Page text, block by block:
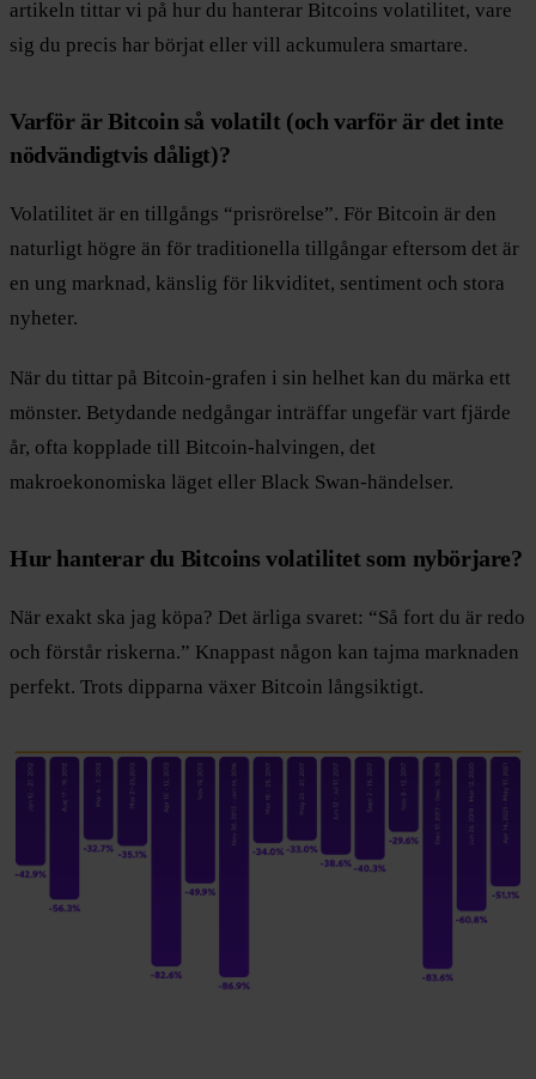
artikeln tittar vi på hur du hanterar Bitcoins volatilitet, vare
sig du precis har börjat eller vill ackumulera smartare.
Varför är Bitcoin så volatilt (och varför är det inte
nödvändigtvis dåligt)?
Volatilitet är en tillgångs “prisrörelse”. För Bitcoin är den
naturligt högre än för traditionella tillgångar eftersom det är
en ung marknad, känslig för likviditet, sentiment och stora
nyheter.
När du tittar på Bitcoin-grafen i sin helhet kan du märka ett
mönster. Betydande nedgångar inträffar ungefär vart fjärde
år, ofta kopplade till Bitcoin-halvingen, det
makroekonomiska läget eller Black Swan-händelser.
Hur hanterar du Bitcoins volatilitet som nybörjare?
När exakt ska jag köpa? Det ärliga svaret: “Så fort du är redo
och förstår riskerna.” Knappast någon kan tajma marknaden
perfekt. Trots dipparna växer Bitcoin långsiktigt.